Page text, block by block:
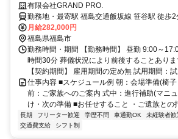
昇給あり
有限会社GRAND PRO.
勤務地・最寄駅 福島交通飯坂線 笹谷駅 徒歩2
月給282,000円
福島県福島市
勤務時間・期間 【勤務時間】 昼勤 9:00～
時間30分 葬儀状況により前後することあり
【契約期間】 雇用期間の定め無 試用期間：
仕事内容 ■スケジュール例 朝：会場準備(椅
前：ご家族へのご案内 式中：進行補助(マニ
け・次の準備 ■お任せすること ・ご遺族との
長期 フリーター歓迎 学歴不問 車通勤OK 未経験者歓
交通費支給
シフト制